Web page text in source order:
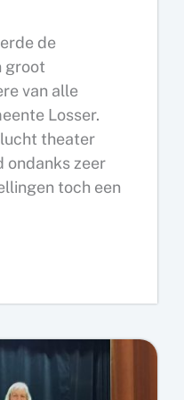
de
groot
van alle
Losser.
theater
ondanks zeer
toch een